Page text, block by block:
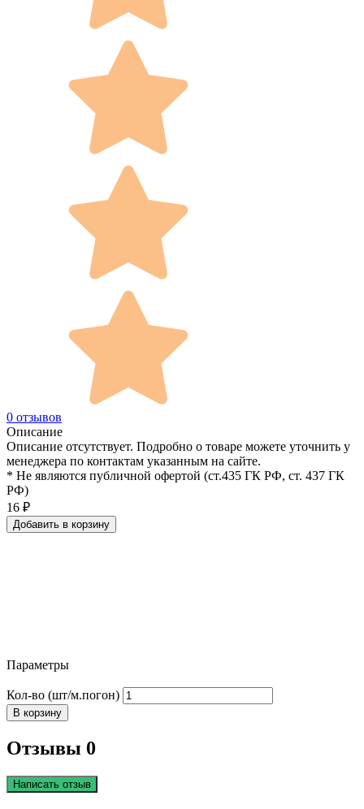
0 отзывов
Описание
Описание отсутствует. Подробно о товаре можете уточнить у
менеджера по контактам указанным на сайте.
* Не являются публичной офертой (ст.435 ГК РФ, cт. 437 ГК
РФ)
16 ₽
Добавить в корзину
Параметры
Кол-во (шт/м.погон)
В корзину
Отзывы 0
Написать отзыв